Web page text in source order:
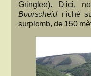
Gringlee). D’ici,
Bourscheidniché
surplomb, de 150